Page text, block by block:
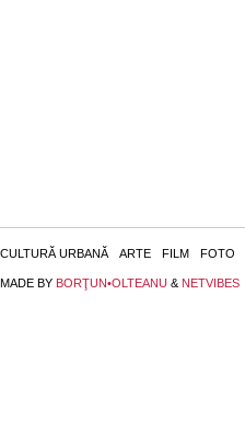
CULTURĂ URBANĂ ARTE FILM FOTO
MADE BY BORŢUN•OLTEANU & NETVIBES